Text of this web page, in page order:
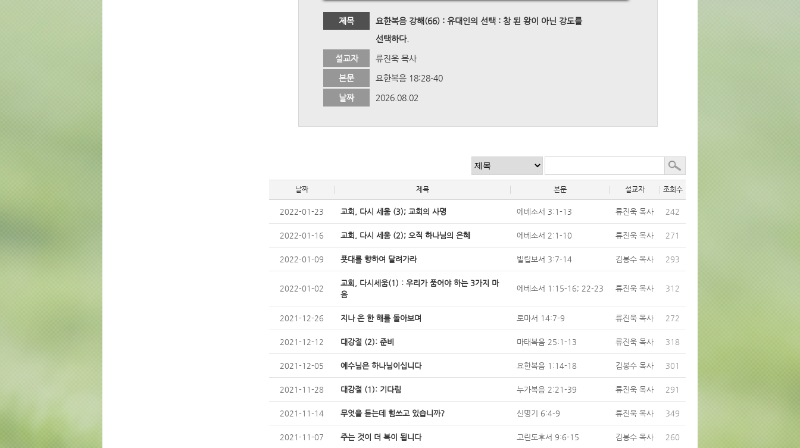
제목
요한복음 강해(66) : 유대인의 선택 : 참 된 왕이 아닌 강도를
선택하다.
설교자 류진욱 목사
본문 요한복음 18:28-40
날짜 2026.08.02
날짜 제목 본문 설교자 조회수
2022-01-23 교회, 다시 세움 (3); 교회의 사명 에베소서 3:1-13 류진욱 목사 242
2022-01-16 교회, 다시 세움 (2); 오직 하나님의 은혜 에베소서 2:1-10 류진욱 목사 271
2022-01-09 푯대를 향하여 달려가라 빌립보서 3:7-14 김봉수 목사 293
2022-01-02
교회, 다시세움(1) : 우리가 품어야 하는 3가지 마
음
에베소서 1:15-16; 22-23 류진욱 목사 312
2021-12-26 지나 온 한 해를 돌아보며 로마서 14:7-9 류진욱 목사 272
2021-12-12 대강절 (2): 준비 마태복음 25:1-13 류진욱 목사 318
2021-12-05 예수님은 하나님이십니다 요한복음 1:14-18 김봉수 목사 301
2021-11-28 대강절 (1): 기다림 누가복음 2:21-39 류진욱 목사 291
2021-11-14 무엇을 듣는데 힘쓰고 있습니까? 신명기 6:4-9 류진욱 목사 349
2021-11-07 주는 것이 더 복이 됩니다 고린도후서 9:6-15 김봉수 목사 260